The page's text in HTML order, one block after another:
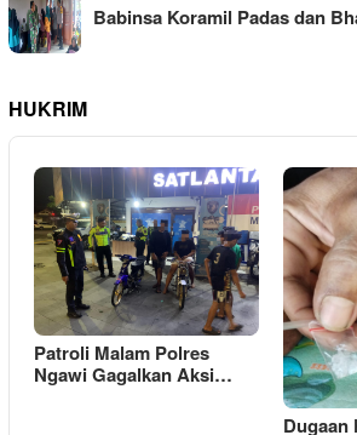
Babinsa Koramil Padas dan
HUKRIM
Patroli Malam Polres
Ngawi Gagalkan Aksi…
Dugaan